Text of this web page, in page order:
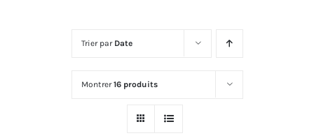
Trier par Date
Montrer16 produits